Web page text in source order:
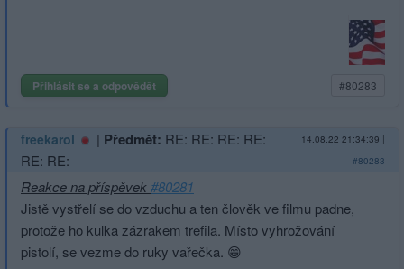
Přihlásit se a odpovědět #80283
freekarol | Předmět: RE: RE: RE: RE:
RE: RE:
14.08.22 21:34:39 |
#80283
Reakce na příspěvek#80281
Jistě vystřelí se do vzduchu a ten člověk ve filmu padne,
protože ho kulka zázrakem trefila. Místo vyhrožování
pistolí, se vezme do ruky vařečka. 😁